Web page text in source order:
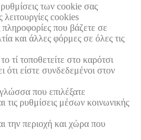
των cookie σας
λειτουργίες cookies
πληροφορίες που βάζετε σε
και άλλες φόρμες σε όλες τις
τί τοποθετείτε στο καρότσι
ότι είστε συνδεδεμένοι στον
που επιλέξατε
τις ρυθμίσεις μέσων κοινωνικής
την περιοχή και χώρα που